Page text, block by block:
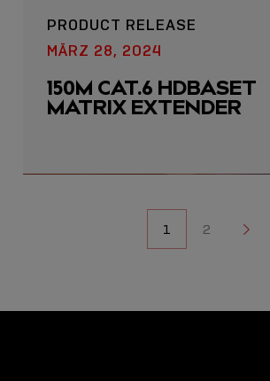
PRODUCT RELEASE
MÄRZ 28, 2024
150M CAT.6 HDBASET
MATRIX EXTENDER
NAVIGATION
1 2